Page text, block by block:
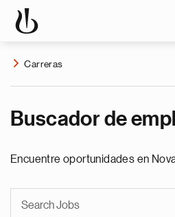
Carreras
Buscador de
Encuentre oportunidades en